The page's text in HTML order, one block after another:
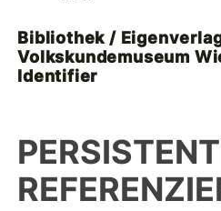
Bibliothek /
Volkskundemuseum
Identifier